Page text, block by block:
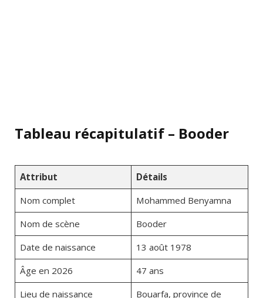
Tableau récapitulatif – Booder
Attribut
Détails
Nom complet
Mohammed Benyamna
Nom de scène
Booder
Date de naissance
13 août 1978
Âge en 2026
47 ans
Lieu de naissance
Bouarfa, province de